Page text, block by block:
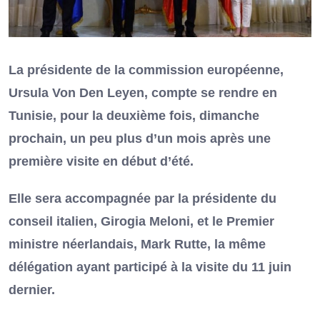
La présidente de la commission européenne,
Ursula Von Den Leyen, compte se rendre en
Tunisie, pour la deuxième fois, dimanche
prochain, un peu plus d’un mois après une
première visite en début d’été.
Elle sera accompagnée par la présidente du
conseil italien, Girogia Meloni, et le Premier
ministre néerlandais, Mark Rutte, la même
délégation ayant participé à la visite du 11 juin
dernier.